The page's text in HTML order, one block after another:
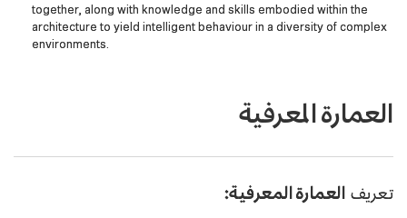
together, along with knowledge and skills embodied within the
architecture to yield intelligent behaviour in a diversity of complex
environments.
العمارة المعرفية
تعريف العمارة المعرفية: